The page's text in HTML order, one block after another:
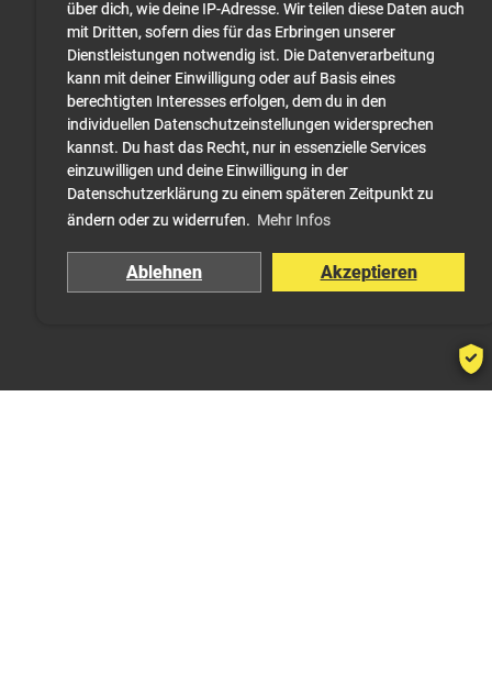
über dich, wie deine IP-Adresse. Wir teilen diese Daten auch
mit Dritten, sofern dies für das Erbringen unserer
Dienstleistungen notwendig ist. Die Datenverarbeitung
kann mit deiner Einwilligung oder auf Basis eines
berechtigten Interesses erfolgen, dem du in den
individuellen Datenschutzeinstellungen widersprechen
kannst. Du hast das Recht, nur in essenzielle Services
einzuwilligen und deine Einwilligung in der
Datenschutzerklärung zu einem späteren Zeitpunkt zu
ändern oder zu widerrufen. Mehr Infos
Ablehnen Akzeptieren